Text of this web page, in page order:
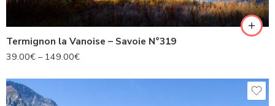
Termignon la Vanoise – Savoie N°319
39.00€ – 149.00€